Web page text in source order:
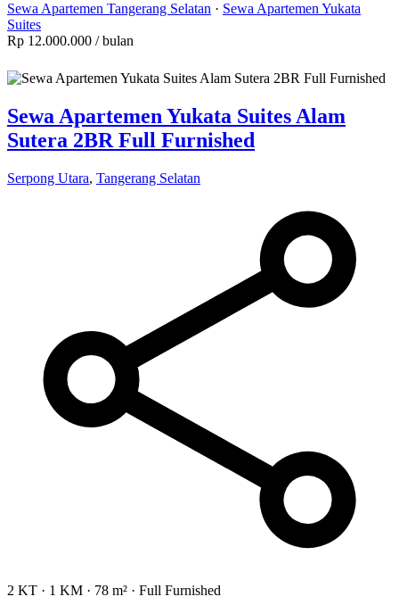
Sewa Apartemen Tangerang Selatan · Sewa Apartemen Yukata
Suites
Rp 12.000.000 / bulan
Sewa Apartemen Yukata Suites Alam
Sutera 2BR Full Furnished
Serpong Utara, Tangerang Selatan
2 KT · 1 KM · 78 m² · Full Furnished